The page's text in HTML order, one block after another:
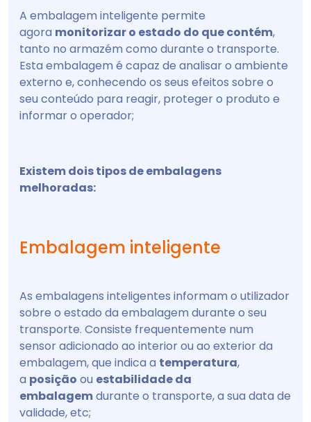
A embalagem inteligente permite
agora monitorizar o estado do que contém,
tanto no armazém como durante o transporte.
Esta embalagem é capaz de analisar o ambiente
externo e, conhecendo os seus efeitos sobre o
seu conteúdo para reagir, proteger o produto e
informar o operador;
Existem dois tipos de embalagens
melhoradas:
Embalagem inteligente
As embalagens inteligentes informam o utilizador
sobre o estado da embalagem durante o seu
transporte. Consiste frequentemente num
sensor adicionado ao interior ou ao exterior da
embalagem, que indica a temperatura,
a posição ou estabilidade da
embalagemdurante o transporte, a sua data de
validade, etc;